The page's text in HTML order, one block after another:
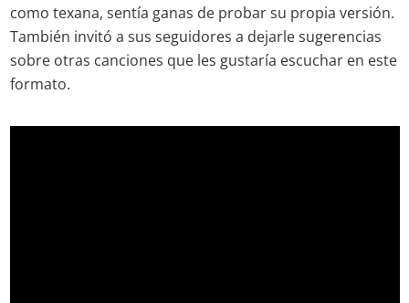
como texana, sentía ganas de probar su propia versión.
También invitó a sus seguidores a dejarle sugerencias
sobre otras canciones que les gustaría escuchar en este
formato.